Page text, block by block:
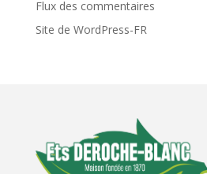
Flux des commentaires
Site de WordPress-FR